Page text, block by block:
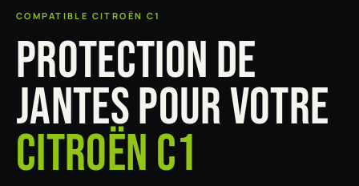
COMPATIBLE CITROËN C1
PROTECTION DE
JANTES POUR VOTRE
CITROËN C1